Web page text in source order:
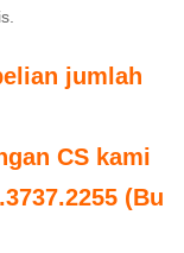
jumlah
CS kami
(Bu